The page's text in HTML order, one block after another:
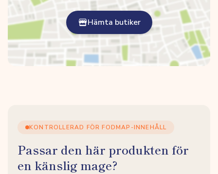
Hämta butiker
KONTROLLERAD FÖR FODMAP-INNEHÅLL
Passar den här produkten för
en känslig mage?